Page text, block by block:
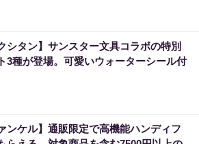
シタン】サンスター文具コラボの特別
3種が登場。可愛いウォーターシール付
ンケル】通販限定で高機能ハンディフ